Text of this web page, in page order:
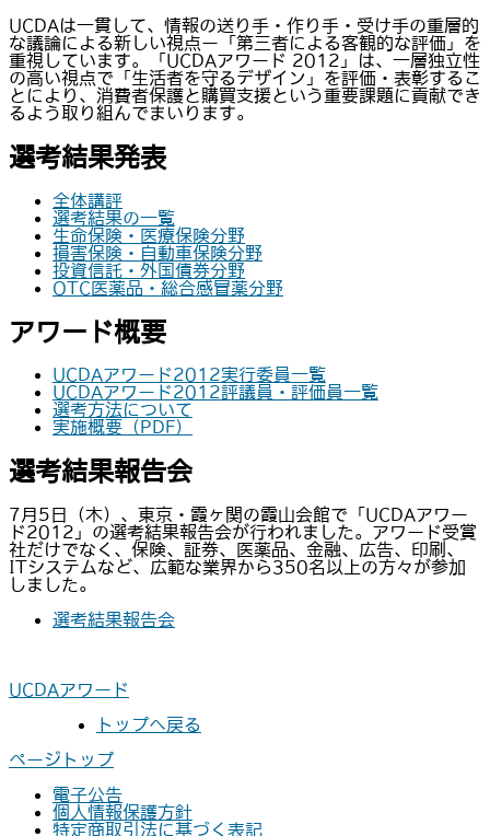
UCDAは一貫して、情報の送り手・作り手・受け手の重層的
な議論による新しい視点ー「第三者による客観的な評価」を
重視しています。「UCDAアワード 2012」は、一層独立性
の高い視点で「生活者を守るデザイン」を評価・表彰するこ
とにより、消費者保護と購買支援という重要課題に貢献でき
るよう取り組んでまいります。
選考結果発表
全体講評
選考結果の一覧
生命保険・医療保険分野
損害保険・自動車保険分野
投資信託・外国債券分野
OTC医薬品・総合感冒薬分野
アワード概要
UCDAアワード2012実行委員一覧
UCDAアワード2012評議員・評価員一覧
選考方法について
実施概要（PDF）
選考結果報告会
7月5日（木）、東京・霞ヶ関の霞山会館で「UCDAアワー
ド2012」の選考結果報告会が行われました。アワード受賞
社だけでなく、保険、証券、医薬品、金融、広告、印刷、
ITシステムなど、広範な業界から350名以上の方々が参加
しました。
選考結果報告会
UCDAアワード
トップへ戻る
ページトップ
電子公告
個人情報保護方針
特定商取引法に基づく表記